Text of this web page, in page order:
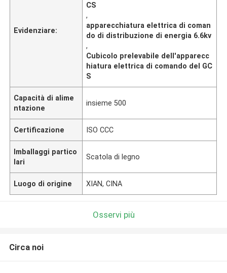
Evidenziare:
CS
,
apparecchiatura elettrica di coman
do di distribuzione di energia 6.6kv
,
Cubicolo prelevabile dell'apparecc
hiatura elettrica di comando del GC
S
Capacità di alime
ntazione
insieme 500
Certificazione ISO CCC
Imballaggi partico
lari
Scatola di legno
Luogo di origine XIAN, CINA
Osservi più
Circa noi